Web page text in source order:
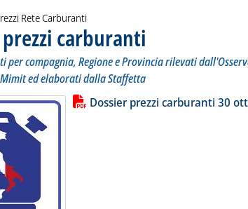
Rete Carburanti
carburanti
per compagnia, Regione e Provincia rilevati
ed elaborati dalla Staffetta
Leggi tutta la notizia: 'Dossier
PDF alla notiziaDossier prezzi carburanti 30